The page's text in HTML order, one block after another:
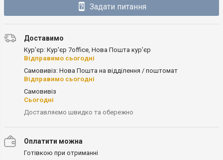
Задати питання
Доставимо
Кур'єр: Кур'єр 7office, Нова Пошта кур’єр
Відправимо сьогодні
Самовивіз: Нова Пошта на відділення / поштомат
Відправимо сьогодні
Самовивіз
Сьогодні
Доставляємо швидко та обережно
Оплатити можна
Готівкою при отриманні